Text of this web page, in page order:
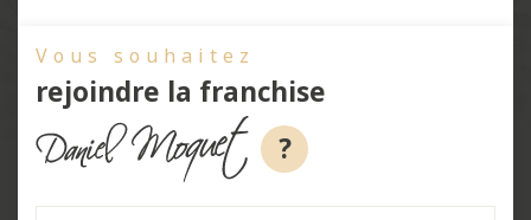
Vous souhaitez
rejoindre la franchise
?